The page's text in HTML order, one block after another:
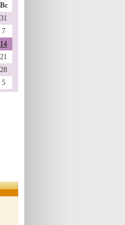
Вс
31
7
14
21
28
5